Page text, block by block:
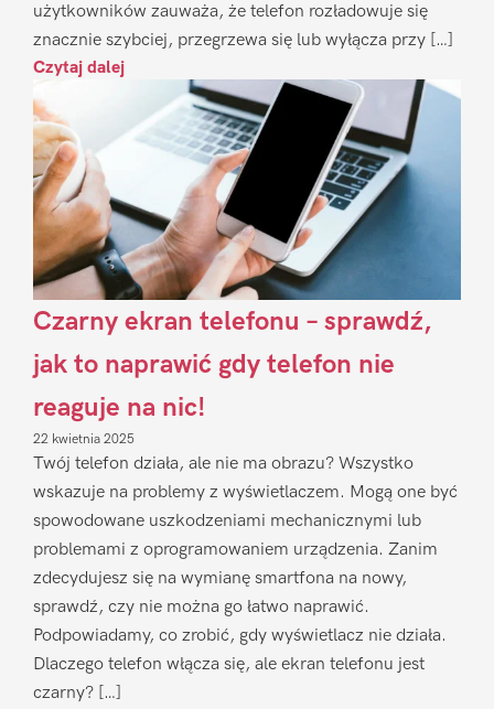
użytkowników zauważa, że telefon rozładowuje się
znacznie szybciej, przegrzewa się lub wyłącza przy […]
Czytaj dalej
Czarny ekran telefonu – sprawdź,
jak to naprawić gdy telefon nie
reaguje na nic!
22 kwietnia 2025
Twój telefon działa, ale nie ma obrazu? Wszystko
wskazuje na problemy z wyświetlaczem. Mogą one być
spowodowane uszkodzeniami mechanicznymi lub
problemami z oprogramowaniem urządzenia. Zanim
zdecydujesz się na wymianę smartfona na nowy,
sprawdź, czy nie można go łatwo naprawić.
Podpowiadamy, co zrobić, gdy wyświetlacz nie działa.
Dlaczego telefon włącza się, ale ekran telefonu jest
czarny? […]